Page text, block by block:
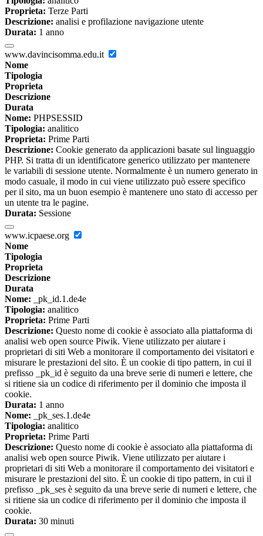
Proprieta: Terze Parti
Descrizione: analisi e profilazione navigazione utente
Durata: 1 anno
www.davincisomma.edu.it
Nome
Tipologia
Proprieta
Descrizione
Durata
Nome: PHPSESSID
Tipologia: analitico
Proprieta: Prime Parti
Descrizione: Cookie generato da applicazioni basate sul linguaggio
PHP. Si tratta di un identificatore generico utilizzato per mantenere
le variabili di sessione utente. Normalmente è un numero generato in
modo casuale, il modo in cui viene utilizzato può essere specifico
per il sito, ma un buon esempio è mantenere uno stato di accesso per
un utente tra le pagine.
Durata: Sessione
www.icpaese.org
Nome
Tipologia
Proprieta
Descrizione
Durata
Nome: _pk_id.1.de4e
Tipologia: analitico
Proprieta: Prime Parti
Descrizione: Questo nome di cookie è associato alla piattaforma di
analisi web open source Piwik. Viene utilizzato per aiutare i
proprietari di siti Web a monitorare il comportamento dei visitatori e
misurare le prestazioni del sito. È un cookie di tipo pattern, in cui il
prefisso _pk_id è seguito da una breve serie di numeri e lettere, che
si ritiene sia un codice di riferimento per il dominio che imposta il
cookie.
Durata: 1 anno
Nome: _pk_ses.1.de4e
Tipologia: analitico
Proprieta: Prime Parti
Descrizione: Questo nome di cookie è associato alla piattaforma di
analisi web open source Piwik. Viene utilizzato per aiutare i
proprietari di siti Web a monitorare il comportamento dei visitatori e
misurare le prestazioni del sito. È un cookie di tipo pattern, in cui il
prefisso _pk_ses è seguito da una breve serie di numeri e lettere, che
si ritiene sia un codice di riferimento per il dominio che imposta il
cookie.
Durata: 30 minuti